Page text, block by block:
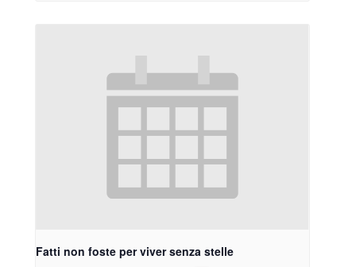
Fatti non foste per viver senza stelle